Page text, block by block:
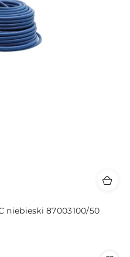
niebieski 87003100/50